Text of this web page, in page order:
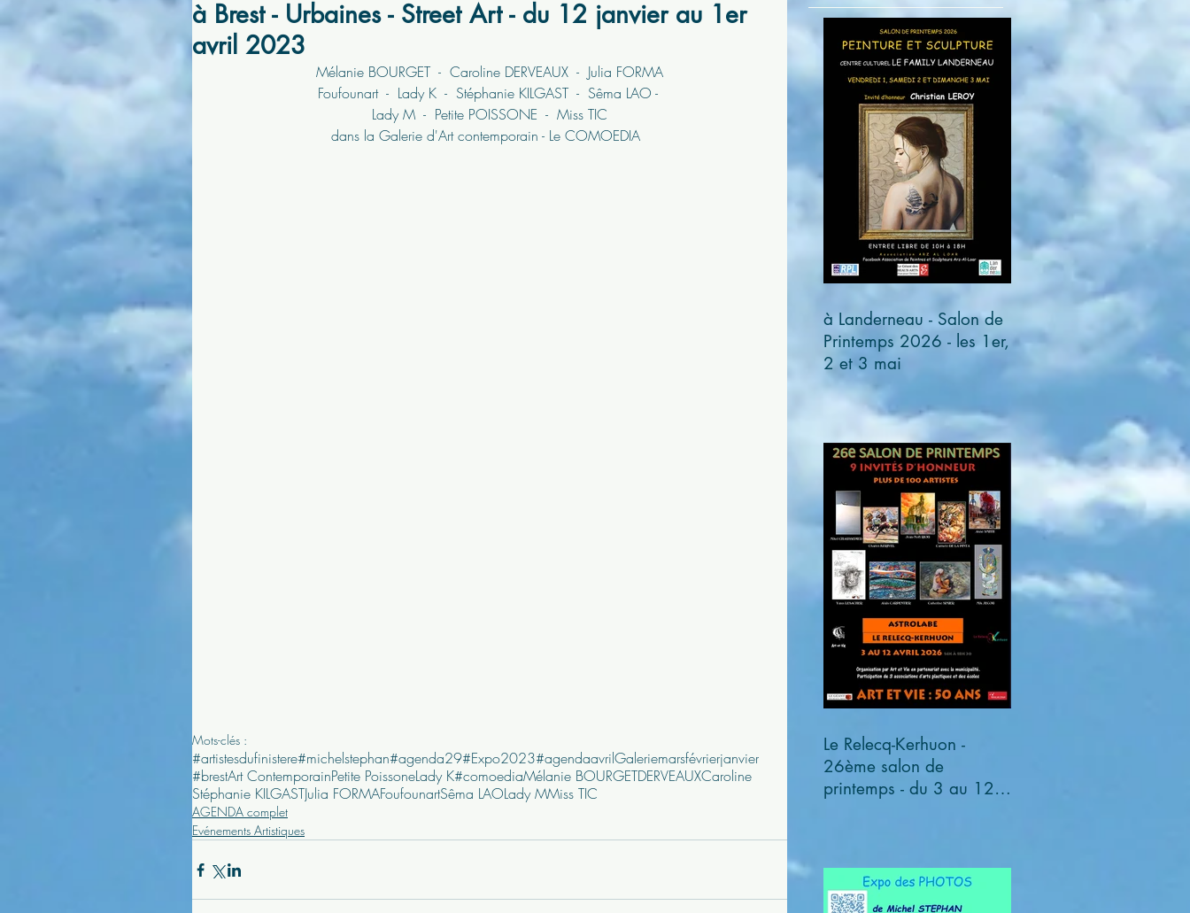
à Brest - Urbaines - Street Art - du 12 janvier au 1er
avril 2023
Mélanie BOURGET  -  Caroline DERVEAUX  -  Julia FORMA
Foufounart  -  Lady K  -  Stéphanie KILGAST  -  Sêma LAO -
Lady M  -  Petite POISSONE  -  Miss TIC
dans la Galerie d'Art contemporain - Le COMOEDIA
Mots-clés :
#artistesdufinistere#michelstephan#agenda29#Expo2023#agendaavrilGaleriemarsfévrierjanvier
#brestArt ContemporainPetite PoissoneLady K#comoediaMélanie BOURGETDERVEAUXCaroline
Stéphanie KILGASTJulia FORMAFoufounartSêma LAOLady MMiss TIC
AGENDA complet
Evénements Artistiques
à Landerneau - Salon de
Printemps 2026 - les 1er,
2 et 3 mai
Le Relecq-Kerhuon -
26ème salon de
printemps - du 3 au 12